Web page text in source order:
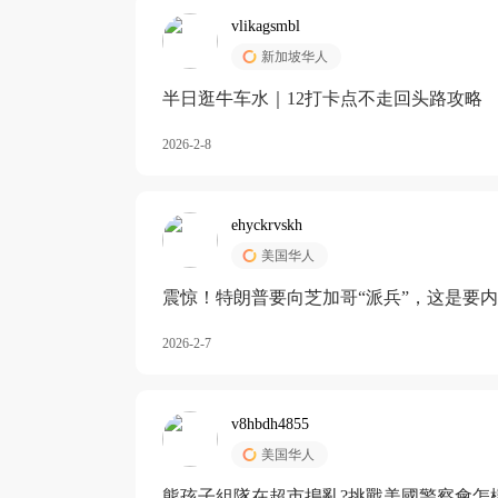
vlikagsmbl
新加坡华人
半日逛牛车水｜12打卡点不走回头路攻略
2026-2-8
ehyckrvskh
美国华人
震惊！特朗普要向芝加哥“派兵”，这是要
2026-2-7
v8hbdh4855
美国华人